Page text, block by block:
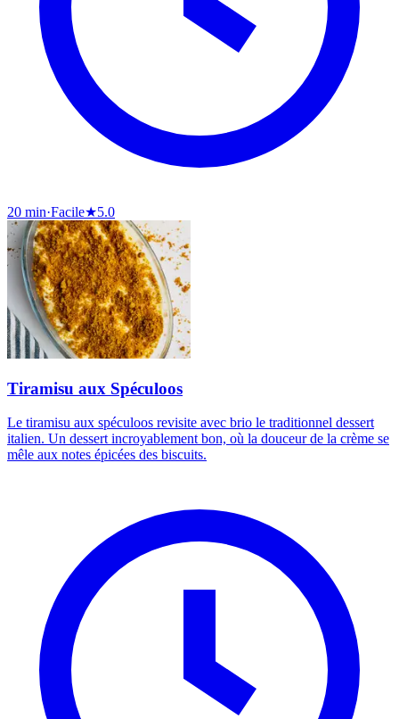
20 min·Facile★5.0
Tiramisu aux Spéculoos
Le tiramisu aux spéculoos revisite avec brio le traditionnel dessert
italien. Un dessert incroyablement bon, où la douceur de la crème se
mêle aux notes épicées des biscuits.